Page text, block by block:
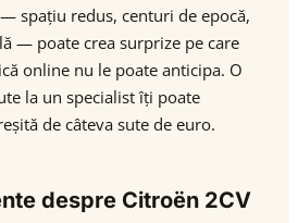
spațiu redus, centuri de epocă,
— poate crea surprize pe care
online nu le poate anticipa. O
la un specialist îți poate
de câteva sute de euro.
despre Citroën 2CV